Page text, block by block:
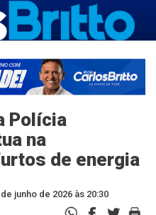
Polícia
na
de energia
de junho de 2026 às 20:30